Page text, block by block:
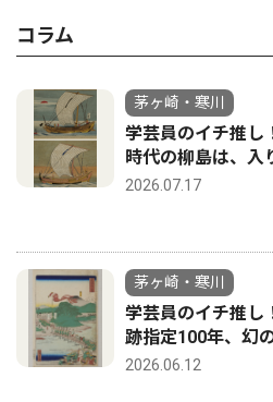
コラム
茅ヶ崎・寒川
学芸員のイチ推
時代の柳島は、入
2026.07.17
茅ヶ崎・寒川
学芸員のイチ推
跡指定100年、幻
2026.06.12